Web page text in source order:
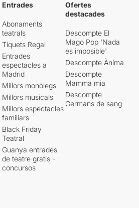
Entrades
Abonaments
teatrals
Tiquets Regal
Entrades
espectacles a
Madrid
Millors monòlegs
Millors musicals
Millors espectacles
familiars
Black Friday
Teatral
Guanya entrades
de teatre gratis -
concursos
Ofertes
destacades
Descompte El
Mago Pop 'Nada
es imposible'
Descompte Ànima
Descompte
Mamma mia
Descompte
Germans de sang